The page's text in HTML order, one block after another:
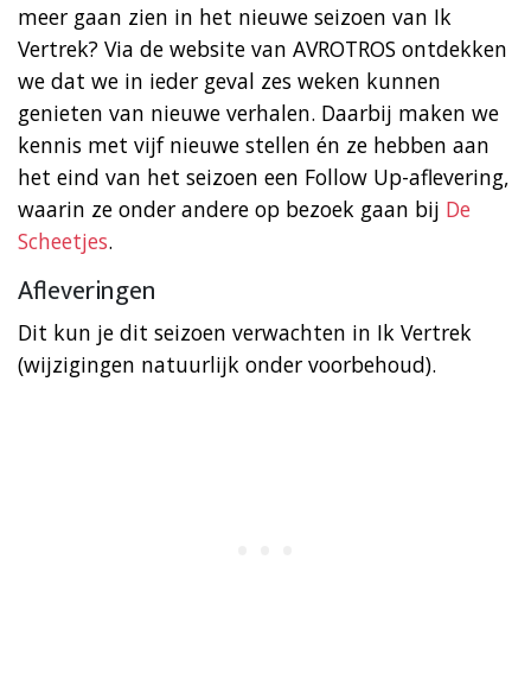
meer gaan zien in het nieuwe seizoen van Ik
Vertrek? Via de website van AVROTROS ontdekken
we dat we in ieder geval zes weken kunnen
genieten van nieuwe verhalen. Daarbij maken we
kennis met vijf nieuwe stellen én ze hebben aan
het eind van het seizoen een Follow Up-aflevering,
waarin ze onder andere op bezoek gaan bij De
Scheetjes.
Afleveringen
Dit kun je dit seizoen verwachten in Ik Vertrek
(wijzigingen natuurlijk onder voorbehoud).